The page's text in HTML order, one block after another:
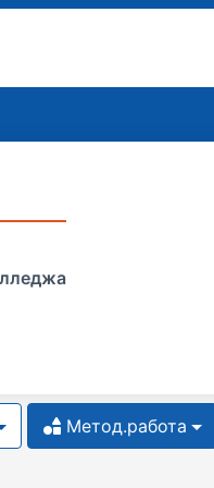
Метод.работа